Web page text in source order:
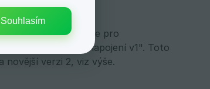
WE|DO zadány údaje pro
export přes API napojení v1". Toto
novější verzi 2, viz výše.
Souhlasím